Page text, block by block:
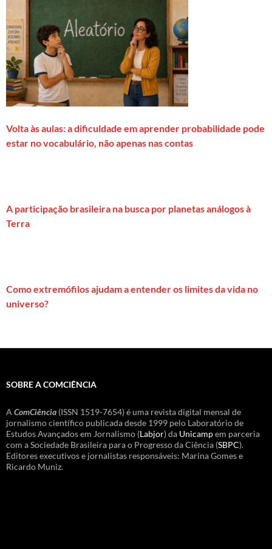
Volta às aulas: a dificuldade em aprender probabilidade pode
estar no vocabulário, não apenas nas contas
A participação brasileira na busca por planetas análogos à
Terra
Como extremófilos ajudam a entender os limites da vida no
universo?
SOBRE A COMCIÊNCIA
A ComCiência (ISSN 1519-7654) é uma revista digital mensal de
jornalismo científico publicada desde 1999 pelo Laboratório de
Estudos Avançados em Jornalismo (Labjor) da Unicampem parceria
com a Sociedade Brasileira para o Progresso da Ciência (SBPC).
Editores executivos e jornalistas responsáveis: Marina Gomes e
Ricardo Muniz.